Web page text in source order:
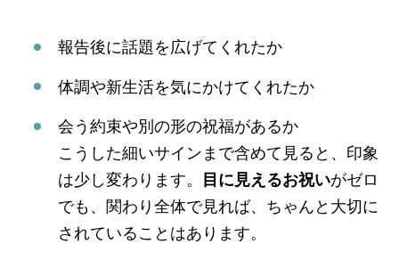
報告後に話題を広げてくれたか
体調や新生活を気にかけてくれたか
会う約束や別の形の祝福があるか
こうした細いサインまで含めて見ると、印象
は少し変わります。
目に見えるお祝いがゼロ
でも、関わり全体で見れば、ちゃんと大切に
されていることはあります。